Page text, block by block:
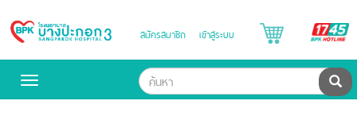
Bangpakok
สมัครสมาชิก เข้าสู่ระบบ
Toggle
ค้น